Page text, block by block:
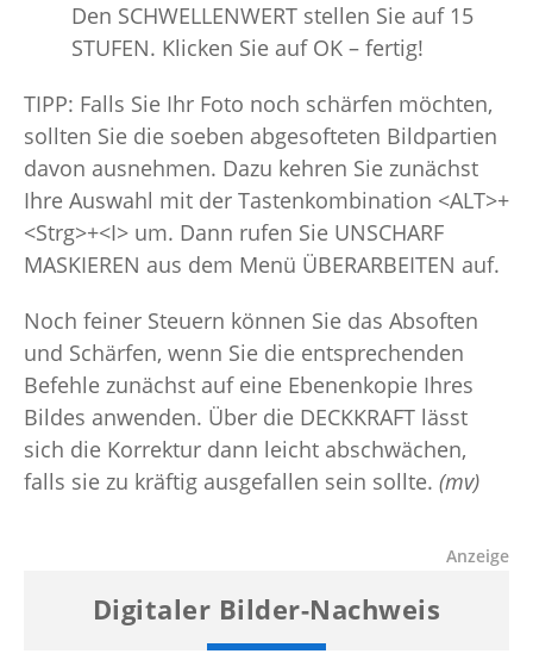
Den SCHWELLENWERT stellen Sie auf 15
STUFEN. Klicken Sie auf OK – fertig!
TIPP: Falls Sie Ihr Foto noch schärfen möchten,
sollten Sie die soeben abgesofteten Bildpartien
davon ausnehmen. Dazu kehren Sie zunächst
Ihre Auswahl mit der Tastenkombination <ALT>+
<Strg>+<I> um. Dann rufen Sie UNSCHARF
MASKIEREN aus dem Menü ÜBERARBEITEN auf.
Noch feiner Steuern können Sie das Absoften
und Schärfen, wenn Sie die entsprechenden
Befehle zunächst auf eine Ebenenkopie Ihres
Bildes anwenden. Über die DECKKRAFT lässt
sich die Korrektur dann leicht abschwächen,
falls sie zu kräftig ausgefallen sein sollte. (mv)